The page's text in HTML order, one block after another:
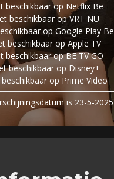
beschikbaar op Netflix Be
beschikbaar op VRT NU
op Google Play Be
beschikbaar op Apple TV
beschikbaar op BE TV GO
beschikbaar op Disney+
op Prime Video
is 23-5-2025